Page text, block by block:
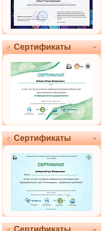
Сертификаты
Сертификаты
Сертификаты